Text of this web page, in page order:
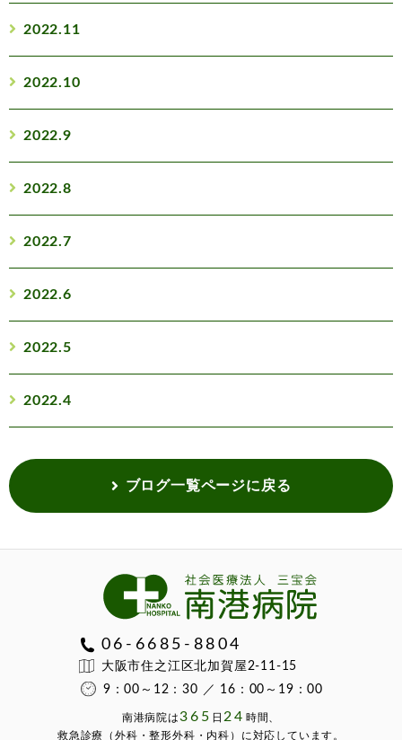
2022.11
2022.10
2022.9
2022.8
2022.7
2022.6
2022.5
2022.4
ブログ一覧ページに戻る
06-6685-8804
大阪市住之江区北加賀屋2-11-15
9：00～12：30 ／ 16：00～19：00
南港病院は365 ⽇ 24 時間、
救急診療（外科・整形外科・内科）に対応しています。